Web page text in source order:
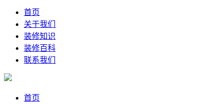
首页
关于我们
装修知识
装修百科
联系我们
首页